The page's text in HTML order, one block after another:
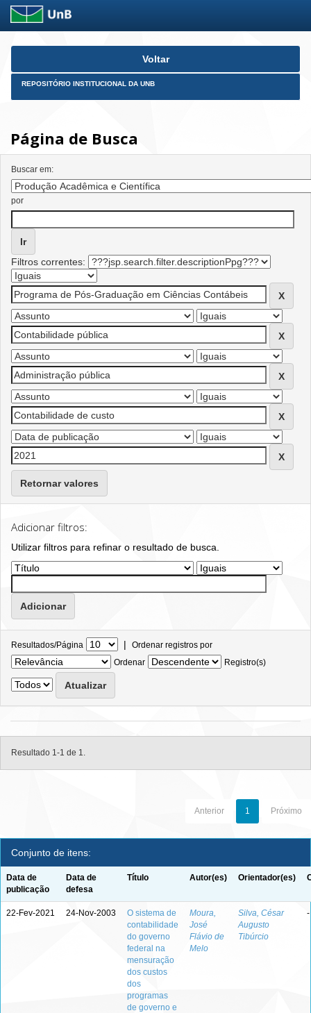
Skip
Voltar
REPOSITÓRIO INSTITUCIONAL DA UNB
Página de Busca
Buscar em:
por
Filtros correntes:
Retornar valores
Adicionar filtros:
Utilizar filtros para refinar o resultado de busca.
Resultados/Página | Ordenar registros por
Ordenar
Registro(s)
Resultado 1-1 de 1.
Anterior 1 Próximo
Conjunto de itens:
Data de
publicação
Data de
defesa
Título Autor(es) Orientador(es)
22-Fev-2021 24-Nov-2003
O sistema de
contabilidade
do governo
federal na
mensuração
dos custos
dos
programas
de governo e
Moura,
José
Flávio de
Melo
Silva, César
Augusto
Tibúrcio
-